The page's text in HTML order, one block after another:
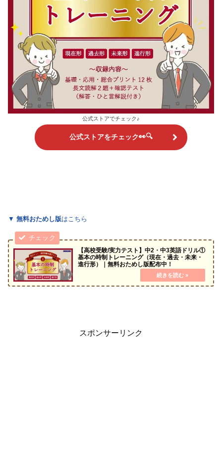
公式ストアでチェック♪
公式ストアをチェック👀🔍
▼ 無料おためし版はこちら
【高校受験/実力テスト】中2・中3英語ドリル①
基本の時制トレーニング（現在・過去・未来・
進行形）｜無料おためし版配布中！
スポンサーリンク